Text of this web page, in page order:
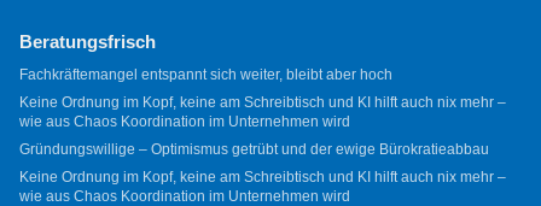
Beratungsfrisch
Fachkräftemangel entspannt sich weiter, bleibt aber hoch
Keine Ordnung im Kopf, keine am Schreibtisch und KI hilft auch nix mehr –
wie aus Chaos Koordination im Unternehmen wird
Gründungswillige – Optimismus getrübt und der ewige Bürokratieabbau
Keine Ordnung im Kopf, keine am Schreibtisch und KI hilft auch nix mehr –
wie aus Chaos Koordination im Unternehmen wird